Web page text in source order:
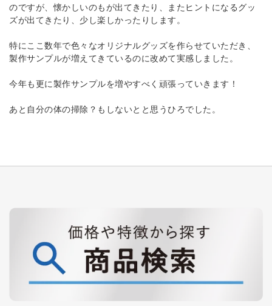
のですが、懐かしいのもが出てきたり、またヒントになるグッ
ズが出てきたり、少し楽しかったりします。
特にここ数年で色々なオリジナルグッズを作らせていただき、
製作サンプルが増えてきているのに改めて実感しました。
今年も更に製作サンプルを増やすべく頑張っていきます！
あと自分の体の掃除？もしないとと思うひろでした。